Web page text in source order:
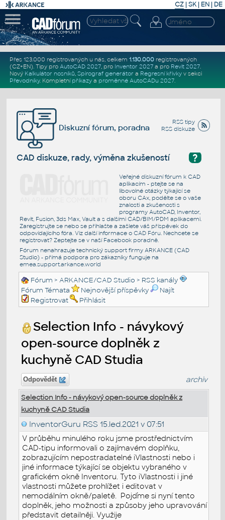
CZ | SK| EN | DE
Přes 123.000 registrovaných u nás, celkem 1.130.000registrovaných
(CZ+EN). Tipy pro AutoCAD 2027, pro Inventor 2027a pro Revit 2027.
Nový Kalkulátor nosníků, Spirograf generátor a Regresní křivkyv sekci
Převodníky. Kompletní příkazya proměnné AutoCADu 2027.
RSS tipy
RSS diskuze
Diskuzní fórum, poradna
?
CAD diskuze, rady, výměna zkušeností
Veřejné diskuzní fórum k CAD
aplikacím - ptejte se na
libovolné otázky týkající se
oboru CAx, podělte se o vaše
znalosti a zkušenosti s
programy AutoCAD, Inventor,
Revit, Fusion, 3ds Max, Vault a s dalšími CAD/BIM/PDM aplikacemi.
Zaregistrujte se nebo se přihlašte a zašlete váš příspěvek do
odpovídajícího fóra. Viz další informace o CAD Fóru. Nechcete se
registrovat? Zeptejte se v naší Facebook poradně.
Fórum nenahrazuje technický support firmy ARKANCE (CAD
Studio) - přímá podpora pro zákazníky funguje na
emea.support.arkance.world
Fórum >ARKANCE/CAD Studio > RSS kanály
Fórum Témata
Nejnovější příspěvky
Najít
Registrovat
Přihlásit
Selection Info - návykový
open-source doplněk z
kuchyně CAD Studia
Odpovědět archiv
Selection Info - návykový open-source doplněk z
kuchyně CAD Studia
InventorGuru RSS 15.led.2021 v 07:51
V průběhu minulého roku jsme prostřednictvím
CAD-tipu informovali o zajímavém doplňku,
zobrazujícím nepostradatelné iVlastnosti nebo i
jiné informace týkající se objektu vybraného v
grafickém okně Inventoru. Tyto iVlastnosti i jiné
vlastnosti můžete prohlížet i editovat v
nemodálním okně/paletě. Pojďme si nyní tento
doplněk, jeho možnosti a způsoby jeho upravování
představit detailněji. Využije